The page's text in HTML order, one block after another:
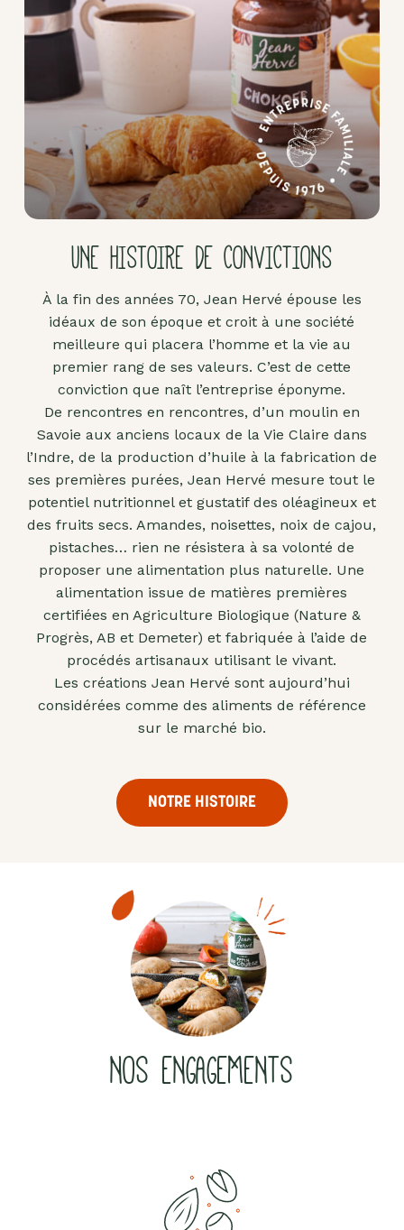
UNE HISTOIRE DE CONVICTIONS
À la fin des années 70, Jean Hervé épouse les
idéaux de son époque et croit à une société
meilleure qui placera l’homme et la vie au
premier rang de ses valeurs. C’est de cette
conviction que naît l’entreprise éponyme.
De rencontres en rencontres, d’un moulin en
Savoie aux anciens locaux de la Vie Claire dans
l’Indre, de la production d’huile à la fabrication de
ses premières purées, Jean Hervé mesure tout le
potentiel nutritionnel et gustatif des oléagineux et
des fruits secs. Amandes, noisettes, noix de cajou,
pistaches… rien ne résistera à sa volonté de
proposer une alimentation plus naturelle. Une
alimentation issue de matières premières
certifiées en Agriculture Biologique (Nature &
Progrès, AB et Demeter) et fabriquée à l’aide de
procédés artisanaux utilisant le vivant.
Les créations Jean Hervé sont aujourd’hui
considérées comme des aliments de référence
sur le marché bio.
NOTRE HISTOIRE
NOS ENGAGEMENTS
Pâte
d'amande
Pâtes à
tartiner
Produits
lacto-
fermentés
Produits
Purées
fruits
secs
Purées
sucrées
dites
"confits"
Livres
Anti-
gaspi
Promotions